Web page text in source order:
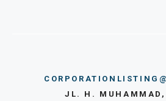
JL. H. MUHAMMAD,